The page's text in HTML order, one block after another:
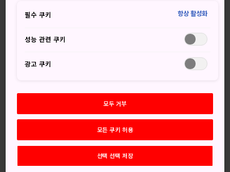
모즈역에서 내린 후 5분 정도 걸으면 됩니다.
사카이의 과거와 현재
사카이는 유구한 역사의 기억을 가진 도시입니다. 16세기 번
프들 사이에 명품으로 손꼽히는 수제 커틀러리 제조 및 정밀
자전거 제조로 유명하며, 두 산업을 테마로 하는 박물관도 있
습니다. 하지만 가장 유명한 것은 역시 세계적인 규모의 대형
고분입니다.
피라미드에 맞먹는 거대한 무덤
필수 쿠키 항상 활성화
성능 관련 쿠키
광고 쿠키
모두 거부
모든 쿠키 허용
선택 선택 저장